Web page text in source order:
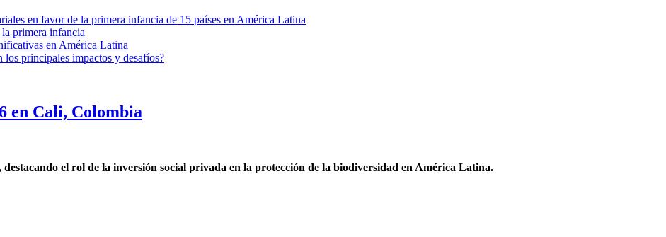
en favor de la primera infancia de 15 países en América Latina
primera infancia
en América Latina
principales impactos y desafíos?
en Cali, Colombia
el rol de la inversión social privada en la protección de la biodiversidad en América Latina.